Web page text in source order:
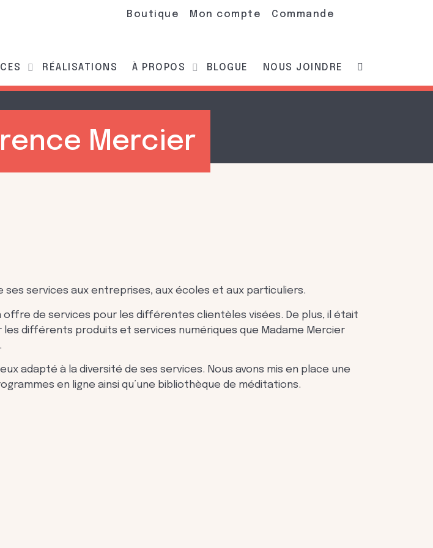
Boutique Mon compte Commande
RÉALISATIONS À PROPOS BLOGUE NOUS JOINDRE
Mercier
services aux entreprises, aux écoles et aux particuliers.
de services pour les différentes clientèles visées. De plus, il était
différents produits et services numériques que Madame Mercier
adapté à la diversité de ses services. Nous avons mis en place une
en ligne ainsi qu’une bibliothèque de méditations.